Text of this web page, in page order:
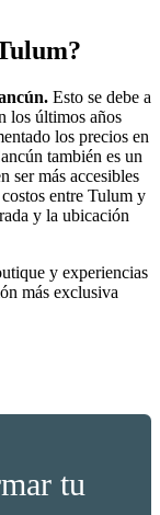
Esto se debe a
los últimos años
los precios en
también es un
ser más accesibles
entre Tulum y
y la ubicación
y experiencias
más exclusiva
tu